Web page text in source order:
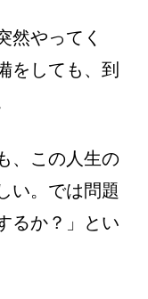
然やってく
をしても、到
、この人生の
い。では問題
るか？」とい